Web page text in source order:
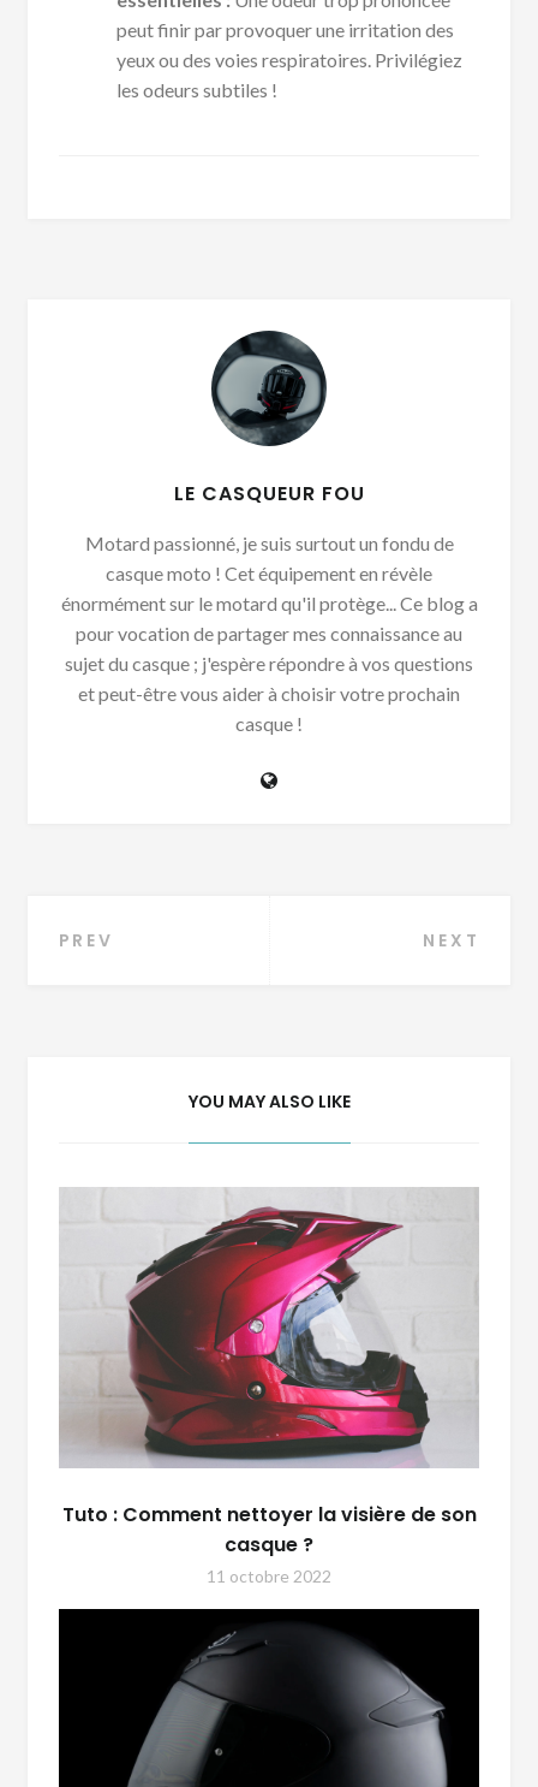
peut finir par provoquer une irritation des
yeux ou des voies respiratoires. Privilégiez
les odeurs subtiles !
LE CASQUEUR FOU
Motard passionné, je suis surtout un fondu de
casque moto ! Cet équipement en révèle
énormément sur le motard qu'il protège... Ce blog a
pour vocation de partager mes connaissance au
sujet du casque ; j'espère répondre à vos questions
et peut-être vous aider à choisir votre prochain
casque !
Navigation
PREV NEXT
YOU MAY ALSO LIKE
Tuto : Comment nettoyer la visière de son
casque ?
11 octobre 2022